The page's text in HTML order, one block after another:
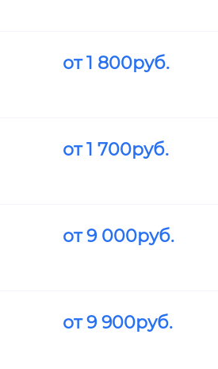
от1 800руб.
от1 700руб.
от9 000руб.
от9 900руб.